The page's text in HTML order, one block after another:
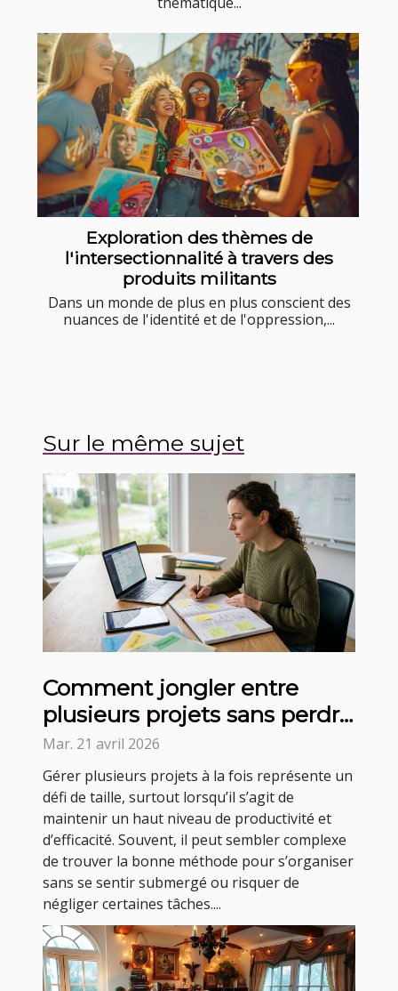
Exploration des thèmes de
l'intersectionnalité à travers des
produits militants
Dans un monde de plus en plus conscient des
nuances de l'identité et de l'oppression,...
Sur le même sujet
Comment jongler entre
plusieurs projets sans perdre
en efficacité ?
Mar. 21 avril 2026
Gérer plusieurs projets à la fois représente un
défi de taille, surtout lorsqu’il s’agit de
maintenir un haut niveau de productivité et
d’efficacité. Souvent, il peut sembler complexe
de trouver la bonne méthode pour s’organiser
sans se sentir submergé ou risquer de
négliger certaines tâches....